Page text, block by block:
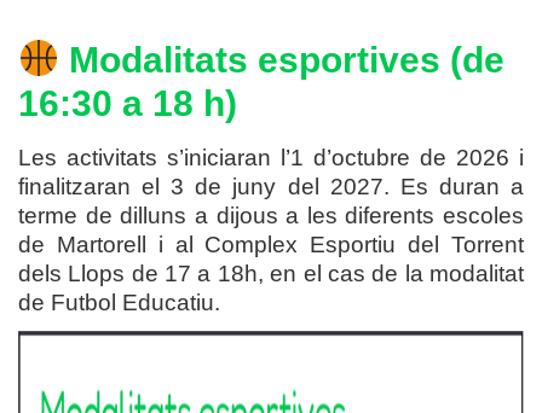
Modalitats esportives (de
16:30 a 18 h)
Les activitats s’iniciaran l’1 d’octubre de 2026 i
finalitzaran el 3 de juny del 2027. Es duran a
terme de dilluns a dijous a les diferents escoles
de Martorell i al Complex Esportiu del Torrent
dels Llops de 17 a 18h, en el cas de la modalitat
de Futbol Educatiu.